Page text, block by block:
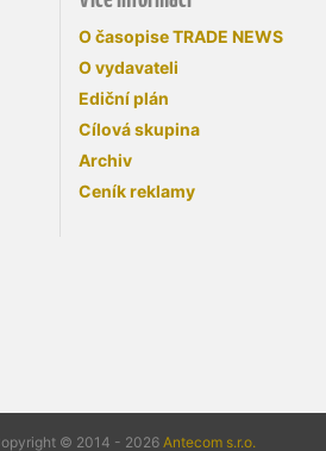
O časopise TRADE NEWS
O vydavateli
Ediční plán
Cílová skupina
Archiv
Ceník reklamy
© 2014 - 2026 Antecom s.r.o.